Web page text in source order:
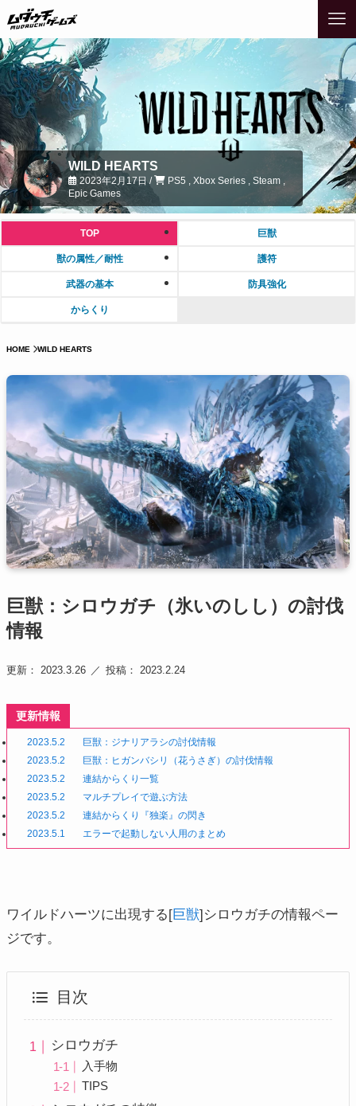
WILD HEARTS
2023年2月17日 /
PS5 , Xbox Series , Steam ,
Epic Games
TOP 巨獣
獣の属性／耐性 護符
武器の基本 防具強化
からくり
HOME WILD HEARTS
巨獣：シロウガチ（氷いのしし）の討伐
情報
更新： 2023.3.26 投稿： 2023.2.24
更新情報
2023.5.2
巨獣：ジナリアラシの討伐情報
2023.5.2
巨獣：ヒガンバシリ（花うさぎ）の討伐情報
2023.5.2
連結からくり一覧
2023.5.2
マルチプレイで遊ぶ方法
2023.5.2
連結からくり『独楽』の閃き
2023.5.1
エラーで起動しない人用のまとめ
ワイルドハーツに出現する[巨獣]シロウガチの情報ペー
ジです。
目次
シロウガチ
入手物
TIPS